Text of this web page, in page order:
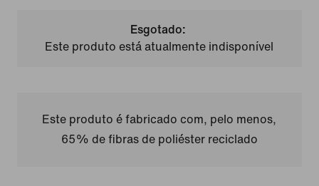
Esgotado:
Este produto está atualmente indisponível
Este produto é fabricado com, pelo menos,
65% de fibras de poliéster reciclado